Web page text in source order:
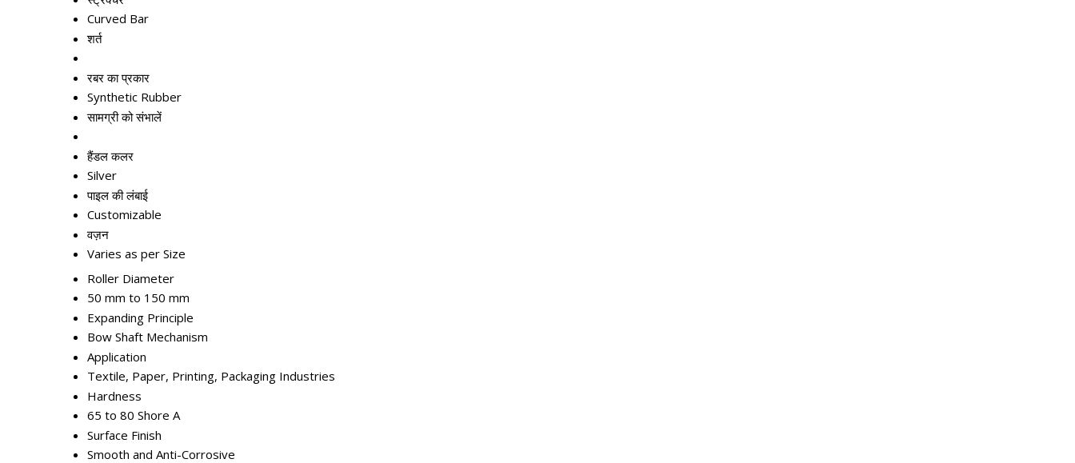
Curved Bar
शर्त
रबर का प्रकार
Synthetic Rubber
सामग्री को संभालें
हैंडल कलर
Silver
पाइल की लंबाई
Customizable
वज़न
Varies as per Size
Roller Diameter
50 mm to 150 mm
Expanding Principle
Bow Shaft Mechanism
Application
Textile, Paper, Printing, Packaging Industries
Hardness
65 to 80 Shore A
Surface Finish
Smooth and Anti-Corrosive